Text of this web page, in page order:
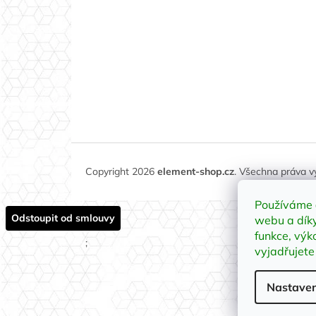
webu a
funkce,
vyjadřujete
Copyright 2026 element-shop.cz. Všechna práva
Odstoupit od smlouvy
;